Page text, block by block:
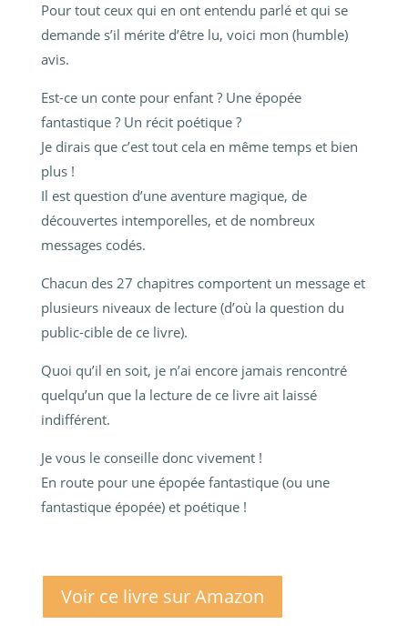
Pour tout ceux qui en ont entendu parlé et qui se
demande s’il mérite d’être lu, voici mon (humble)
avis.
Est-ce un conte pour enfant ? Une épopée
fantastique ? Un récit poétique ?
Je dirais que c’est tout cela en même temps et bien
plus !
Il est question d’une aventure magique, de
découvertes intemporelles, et de nombreux
messages codés.
Chacun des 27 chapitres comportent un message et
plusieurs niveaux de lecture (d’où la question du
public-cible de ce livre).
Quoi qu’il en soit, je n’ai encore jamais rencontré
quelqu’un que la lecture de ce livre ait laissé
indifférent.
Je vous le conseille donc vivement !
En route pour une épopée fantastique (ou une
fantastique épopée) et poétique !
Voir ce livre sur Amazon